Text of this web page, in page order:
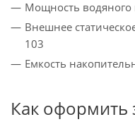
Мощность водяного
Внешнее
103
Емкость
Как оформить